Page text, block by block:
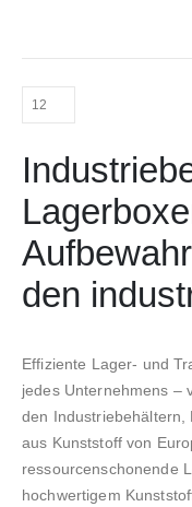
den
Effiziente Lager- und
jedes Unternehmens –
den Industriebehältern,
aus Kunststoff von
ressourcenschonende
hochwertigem